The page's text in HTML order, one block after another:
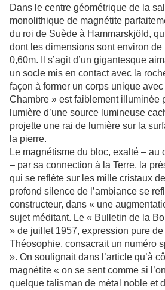
Dans le centre géométrique de la
monolithique de magnétite
du roi de Suède à Hammarskjöld,
dont les dimensions sont environ de
0,60m. Il s’agit d’un gigantesque
un socle mis en contact avec la
façon à former un corps unique avec
Chambre » est faiblement illuminée
lumière d’une source lumineuse
projette une rai de lumière sur la
la pierre.
Le magnétisme du bloc, exalté – au
– par sa connection à la Terre, la
qui se reflète sur les mille cristaux
profond silence de l’ambiance se
constructeur, dans « une
sujet méditant. Le « Bulletin de la
» de juillet 1957, expression pure
Théosophie, consacrait un numéro
». On soulignait dans l’article qu’à
magnétite « on se sent comme si
quelque talisman de métal noble et